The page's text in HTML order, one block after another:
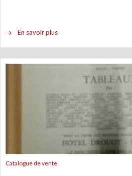
En savoir plus
Catalogue de vente